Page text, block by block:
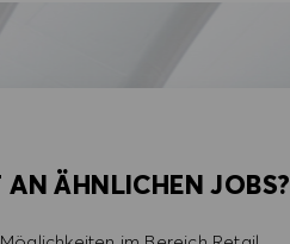
AN ÄHNLICHEN JOBS?